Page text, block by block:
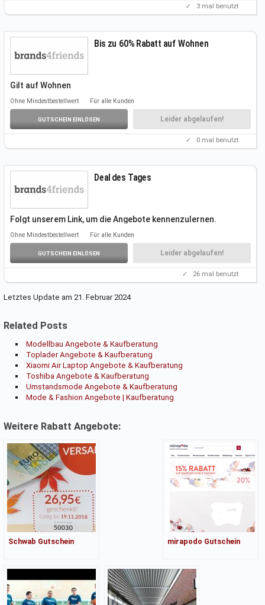
✓ 3 mal benutzt
Bis zu 60% Rabatt auf Wohnen
Gilt auf Wohnen
Einen Gutscheincode benötigt ihr nicht.
Ohne Mindestbestellwert Für alle Kunden
GUTSCHEIN EINLÖSEN Leider abgelaufen!
✓ 0 mal benutzt
Deal des Tages
Folgt unserem Link, um die Angebote kennenzulernen.
Ohne Mindestbestellwert Für alle Kunden
GUTSCHEIN EINLÖSEN Leider abgelaufen!
✓ 26 mal benutzt
Letztes Update am 21. Februar 2024
Related Posts
Modellbau Angebote & Kaufberatung
Toplader Angebote & Kaufberatung
Xiaomi Air Laptop Angebote & Kaufberatung
Toshiba Angebote & Kaufberatung
Umstandsmode Angebote & Kaufberatung
Mode & Fashion Angebote | Kaufberatung
Weitere Rabatt Angebote:
Schwab Gutschein mirapodo Gutschein